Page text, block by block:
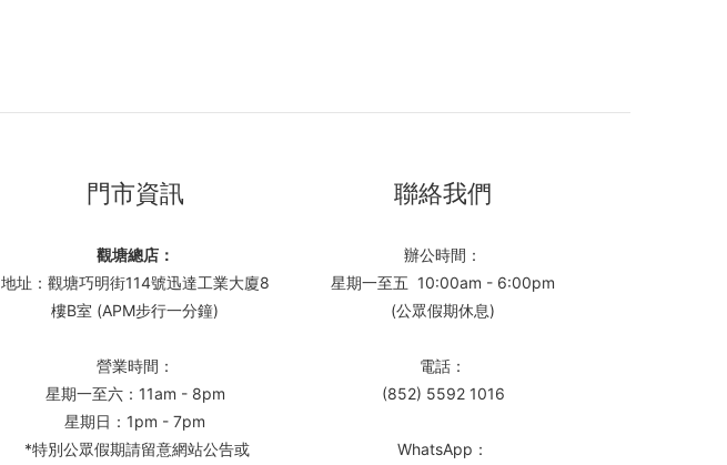
門市資訊
觀塘總店：
地址：觀塘巧明街114號迅達工業大廈8
樓B室 (APM步行一分鐘)
營業時間：
星期一至六：11am - 8pm
星期日：1pm - 7pm
*特別公眾假期請留意網站公告或
聯絡我們
辦公時間：
星期一至五 10:00am - 6:00pm
(公眾假期休息)
電話：
(852) 5592 1016
WhatsApp：